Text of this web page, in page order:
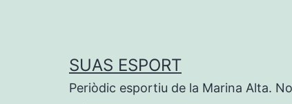
SUAS ESPORT
Periòdic esportiu de la Marina Alta.